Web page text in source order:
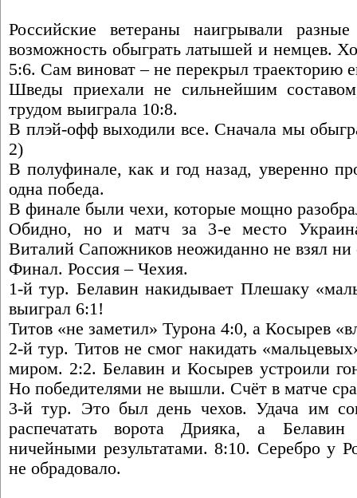
Российские ветераны наигрывали
возможность обыграть латышей и немцев.
5:6. Сам виноват – не перекрыл траекторию
Шведы приехали не сильнейшим
трудом выиграла 10:8.
В плэй-офф выходили все. Сначала мы
2)
В полуфинале, как и год назад, уверенно
одна победа.
В финале были чехи, которые мощно
Обидно, но и матч за 3-е место
Виталий Сапожников неожиданно не взял ни
Финал. Россия – Чехия.
1-й тур. Белавин накидывает Плешаку
выиграл 6:1!
Титов «не заметил» Турона 4:0, а Косырев
2-й тур. Титов не смог накидать
миром. 2:2. Белавин и Косырев устроили
Но победителями не вышли. Счёт в матче
3-й тур. Это был день чехов. Удача им
распечатать ворота Дрияка, а
ничейными результатами. 8:10. Серебро у
не обрадовало.